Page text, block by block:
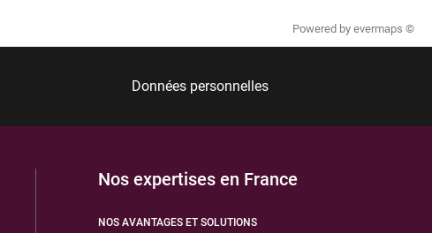
Powered by evermaps ©
Données personnelles
Nos expertises en France
NOS AVANTAGES ET SOLUTIONS